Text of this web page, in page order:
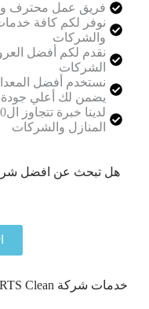
فريق عمل محترف
نوفر لكم كافة
والشركات
نقدم لكم أفضل
الشركات
نستخدم أفضل
يضمن لك أعلي
المنازل والشركات
هل تبحث عن افضل
خدمات شركة RTS Clean